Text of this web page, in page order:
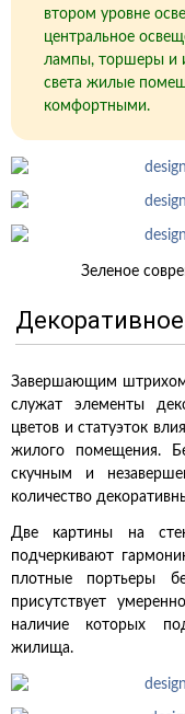
втором уровне
центральное
лампы, торшеры и
света жилые
комфортными.
Зеленое
Завершающим
служат элементы
цветов и статуэток
жилого помещения.
скучным и
количество
Две картины на
подчеркивают
плотные портьеры
присутствует
наличие которых
жилища.